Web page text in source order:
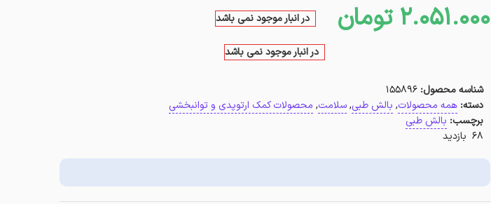
2.051.000 تومان در انبار موجود نمی باشد
در انبار موجود نمی باشد
شناسه محصول:155896
دسته: همه محصولات, بالش طبی, سلامت, محصولات کمک ارتوپدی و توانبخشی
برچسب: بالش طبی
68 بازدید